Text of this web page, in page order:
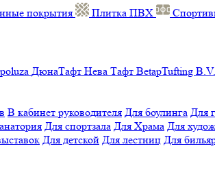
покрытия Плитка ПВХ
ДюнаТафт Нева Тафт BetapTufting B.V.
В кабинет руководителя Для боулинга Для
Для спортзала Для Храма Для
Для детской Для лестниц Для